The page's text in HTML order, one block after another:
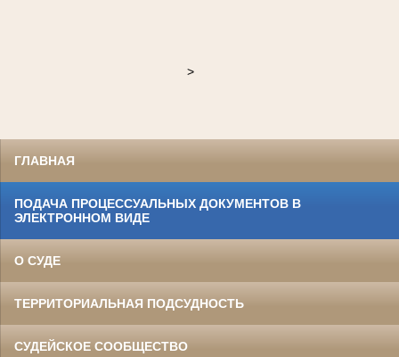
>
ГЛАВНАЯ
ПОДАЧА ПРОЦЕССУАЛЬНЫХ ДОКУМЕНТОВ В
ЭЛЕКТРОННОМ ВИДЕ
О СУДЕ
ТЕРРИТОРИАЛЬНАЯ ПОДСУДНОСТЬ
СУДЕЙСКОЕ СООБЩЕСТВО